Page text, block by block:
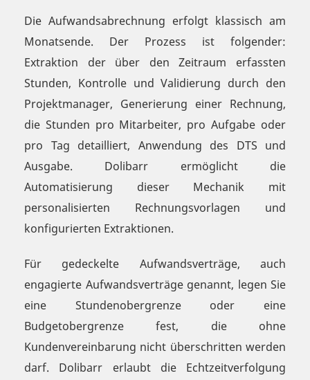
Die Aufwandsabrechnung erfolgt klassisch am
Monatsende. Der Prozess ist folgender:
Extraktion der über den Zeitraum erfassten
Stunden, Kontrolle und Validierung durch den
Projektmanager, Generierung einer Rechnung,
die Stunden pro Mitarbeiter, pro Aufgabe oder
pro Tag detailliert, Anwendung des DTS und
Ausgabe. Dolibarr ermöglicht die
Automatisierung dieser Mechanik mit
personalisierten Rechnungsvorlagen und
konfigurierten Extraktionen.
Für gedeckelte Aufwandsverträge, auch
engagierte Aufwandsverträge genannt, legen Sie
eine Stundenobergrenze oder eine
Budgetobergrenze fest, die ohne
Kundenvereinbarung nicht überschritten werden
darf. Dolibarr erlaubt die Echtzeitverfolgung